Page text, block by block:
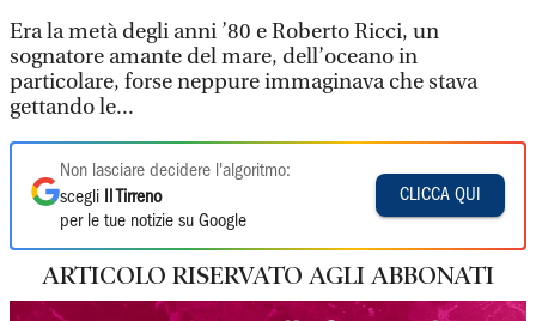
Era la metà degli anni ’80 e Roberto Ricci, un
sognatore amante del mare, dell’oceano in
particolare, forse neppure immaginava che stava
gettando le...
Non lasciare decidere l'algoritmo:
scegli
Il Tirreno
per le tue notizie su Google
CLICCA QUI
ARTICOLO RISERVATO AGLI ABBONATI